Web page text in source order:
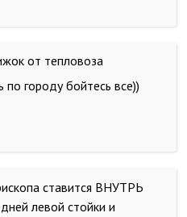
от тепловоза
по городу бойтесь все))
ставится ВНУТРЬ
левой стойки и